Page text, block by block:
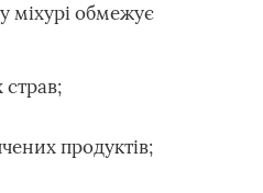
міхурі обмежує
продуктів;